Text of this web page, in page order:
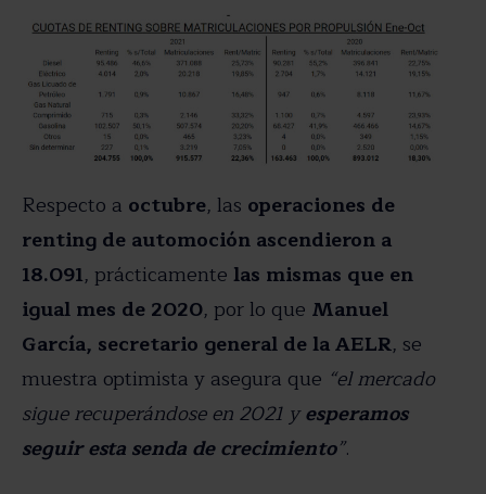
Respecto a octubre, las operaciones de
renting de automoción ascendieron a
18.091, prácticamente las mismas que en
igual mes de 2020, por lo que Manuel
García, secretario general de la AELR, se
muestra optimista y asegura que “el mercado
sigue recuperándose en 2021 yesperamos
seguir esta senda de crecimiento”.